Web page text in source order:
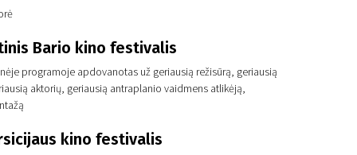
Bario kino festivalis
programoje apdovanotas už geriausią režisūrą, geriausią
aktorių, geriausią antraplanio vaidmens atlikėją,
kino festivalis